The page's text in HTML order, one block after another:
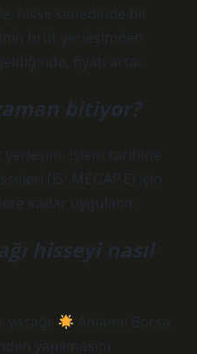
hisse senedinde bir
brüt yerleşimden
fiyatı artar.
bitiyor?
yerleşim, işlem tarihine
(IS: MEGAP.E) için
kadar uygulanır.
hisseyi nasıl
Anlamı: Borsa
yapılmasını